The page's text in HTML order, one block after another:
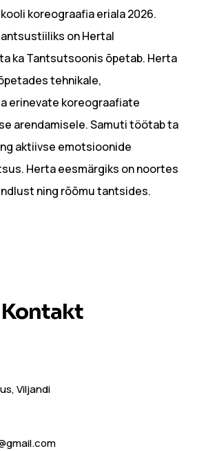
koreograafia eriala 2026.
on Hertal
ka Tantsutsoonis õpetab. Herta
tehnikale,
erinevate koreograafiate
arendamisele. Samuti töötab ta
aktiivse emotsioonide
Herta eesmärgiks on noortes
ning rõõmu tantsides.
Kontakt
Viljandi